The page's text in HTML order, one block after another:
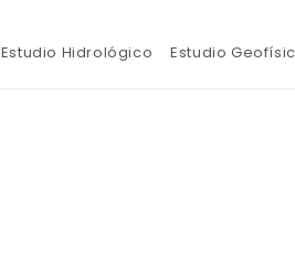
Estudio Hidrológico Estudio